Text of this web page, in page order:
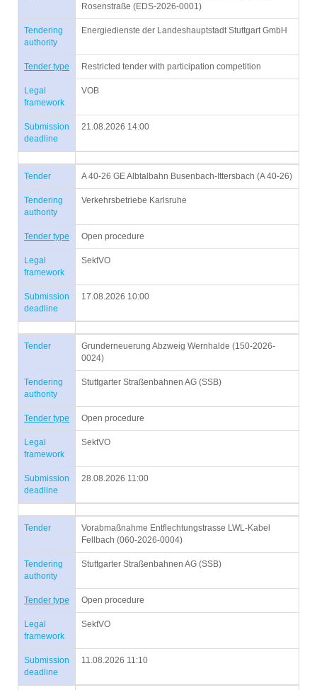
Rosenstraße (EDS-2026-0001)
Tendering
authority
Energiedienste der Landeshauptstadt Stuttgart GmbH
Tender type Restricted tender with participation competition
Legal
framework
VOB
Submission
deadline
21.08.2026 14:00
Tender A 40-26 GE Albtalbahn Busenbach-Ittersbach (A 40-26)
Tendering
authority
Verkehrsbetriebe Karlsruhe
Tender type Open procedure
Legal
framework
SektVO
Submission
deadline
17.08.2026 10:00
Tender
Grunderneuerung Abzweig Wernhalde (150-2026-
0024)
Tendering
authority
Stuttgarter Straßenbahnen AG (SSB)
Tender type Open procedure
Legal
framework
SektVO
Submission
deadline
28.08.2026 11:00
Tender
Vorabmaßnahme Entflechtungstrasse LWL-Kabel
Fellbach (060-2026-0004)
Tendering
authority
Stuttgarter Straßenbahnen AG (SSB)
Tender type Open procedure
Legal
framework
SektVO
Submission
deadline
11.08.2026 11:10